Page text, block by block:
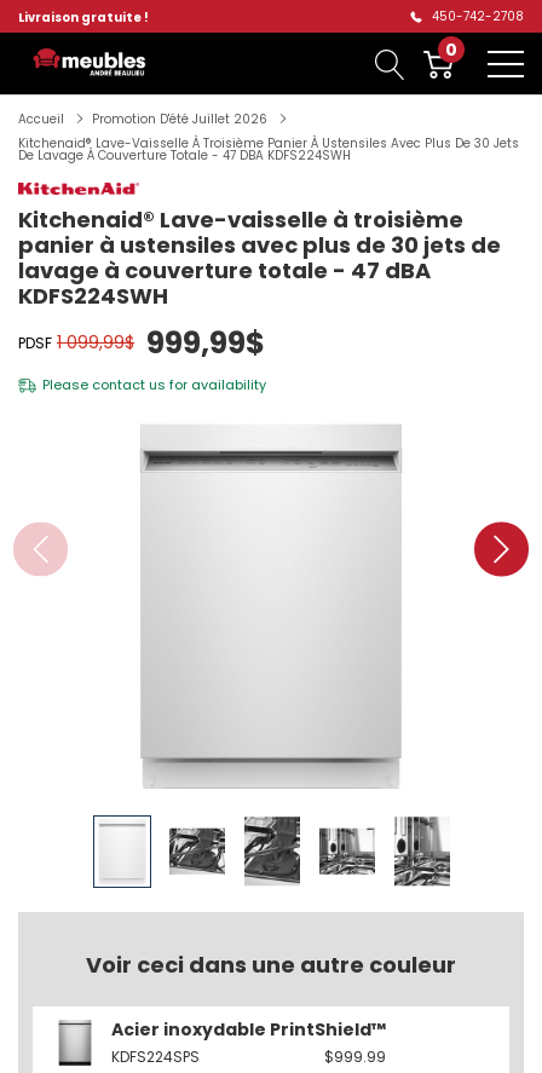
Livraison gratuite ! 450-742-2708
0
Accueil
Promotion D'été Juillet 2026
Kitchenaid® Lave-Vaisselle À Troisième Panier À Ustensiles Avec Plus De 30 Jets
De Lavage À Couverture Totale - 47 DBA KDFS224SWH
Kitchenaid® Lave-vaisselle à troisième
panier à ustensiles avec plus de 30 jets de
lavage à couverture totale - 47 dBA
KDFS224SWH
PDSF 1 099,99$ 999,99$
Please contact us for availability
Voir ceci dans une autre couleur
Acier inoxydable PrintShield™
KDFS224SPS $999.99